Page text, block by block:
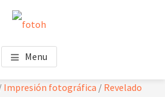
Menu
Impresión fotográfica / Revelado